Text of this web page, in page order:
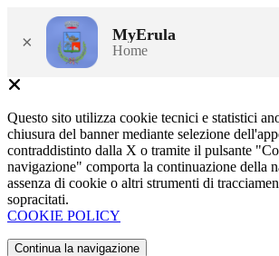
× MyErula
Home
Questo sito utilizza cookie tecnici e statistici
chiusura del banner mediante selezione
contraddistinto dalla X o tramite il pulsante
navigazione" comporta la continuazione della
assenza di cookie o altri strumenti di
sopracitati.
COOKIE POLICY
Continua la navigazione